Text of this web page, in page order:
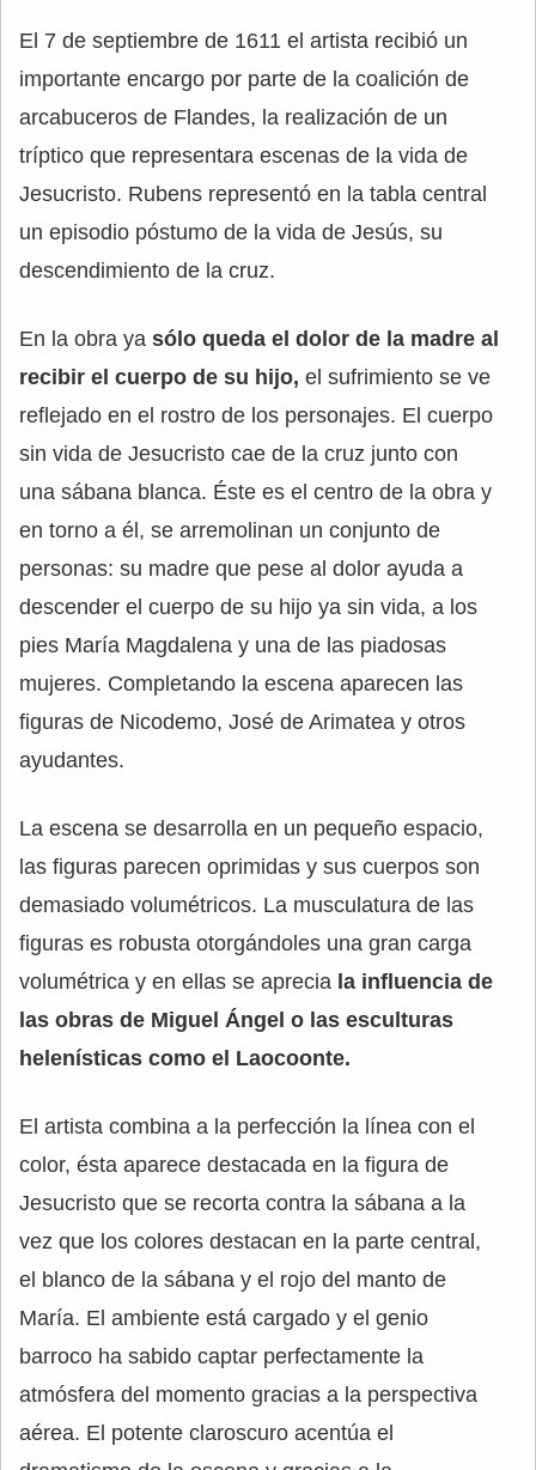
El 7 de septiembre de 1611 el artista recibió un
importante encargo por parte de la coalición de
arcabuceros de Flandes, la realización de un
tríptico que representara escenas de la vida de
Jesucristo. Rubens representó en la tabla central
un episodio póstumo de la vida de Jesús, su
descendimiento de la cruz.
En la obra ya sólo queda el dolor de la madre al
recibir el cuerpo de su hijo, el sufrimiento se ve
reflejado en el rostro de los personajes. El cuerpo
sin vida de Jesucristo cae de la cruz junto con
una sábana blanca. Éste es el centro de la obra y
en torno a él, se arremolinan un conjunto de
personas: su madre que pese al dolor ayuda a
descender el cuerpo de su hijo ya sin vida, a los
pies María Magdalena y una de las piadosas
mujeres. Completando la escena aparecen las
figuras de Nicodemo, José de Arimatea y otros
ayudantes.
La escena se desarrolla en un pequeño espacio,
las figuras parecen oprimidas y sus cuerpos son
demasiado volumétricos. La musculatura de las
figuras es robusta otorgándoles una gran carga
volumétrica y en ellas se aprecia la influencia de
las obras de Miguel Ángel o las esculturas
helenísticas como el Laocoonte.
El artista combina a la perfección la línea con el
color, ésta aparece destacada en la figura de
Jesucristo que se recorta contra la sábana a la
vez que los colores destacan en la parte central,
el blanco de la sábana y el rojo del manto de
María. El ambiente está cargado y el genio
barroco ha sabido captar perfectamente la
atmósfera del momento gracias a la perspectiva
aérea. El potente claroscuro acentúa el